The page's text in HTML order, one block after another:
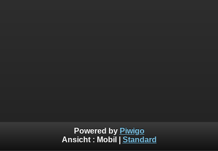
Powered by Piwigo
Ansicht : Mobil Standard